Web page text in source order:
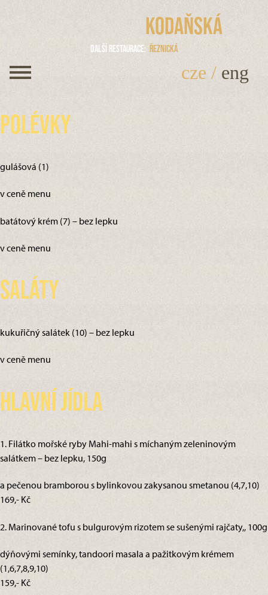
Kodaňská
Další restaurace Řeznická
cze / eng
Polévky
gulášová (1)
v ceně menu
batátový krém (7) – bez lepku
v ceně menu
Saláty
kukuřičný salátek (10) – bez lepku
v ceně menu
Hlavní jídla
1. Filátko mořské ryby Mahi-mahi s míchaným zeleninovým
salátkem – bez lepku, 150g
a pečenou bramborou s bylinkovou zakysanou smetanou (4,7,10)
169,- Kč
2. Marinované tofu s bulgurovým rizotem se sušenými rajčaty,, 100g
dýňovými semínky, tandoori masala a pažitkovým krémem
(1,6,7,8,9,10)
159,- Kč